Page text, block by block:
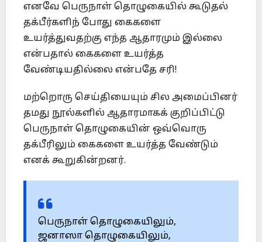
எனவே பெருநாள் தொழுகையில் கூடுதல்
தக்பீர்களிந் போது கைகளை
உயர்த்துவதற்கு எந்த ஆதாரமும் இல்லை
என்பதால் கைகளை உயர்த்த
வேண்டியதில்லை என்பதே சரி!
மற்றொரு செய்தியையும் சில அமைப்பினர்
தமது நூல்களில் ஆதாரமாகக் குறிப்பிட்டு
பெருநாள் தொழுகையின் ஒவ்வொரு
தக்பீரிலும் கைகளை உயர்த்த வேண்டும்
எனக் கூறுகின்றனர்.
பெருநாள் தொழுகையிலும்,
ஜனாஸா தொழுகையிலும்,